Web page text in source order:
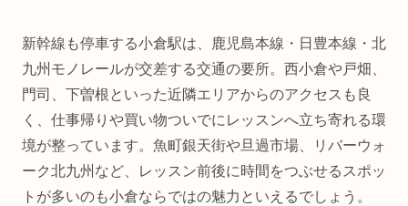
新幹線も停車する小倉駅は、鹿児島本線・日豊本線・北
九州モノレールが交差する交通の要所。西小倉や戸畑、
門司、下曽根といった近隣エリアからのアクセスも良
く、仕事帰りや買い物ついでにレッスンへ立ち寄れる環
境が整っています。魚町銀天街や旦過市場、リバーウォ
ーク北九州など、レッスン前後に時間をつぶせるスポッ
トが多いのも小倉ならではの魅力といえるでしょう。